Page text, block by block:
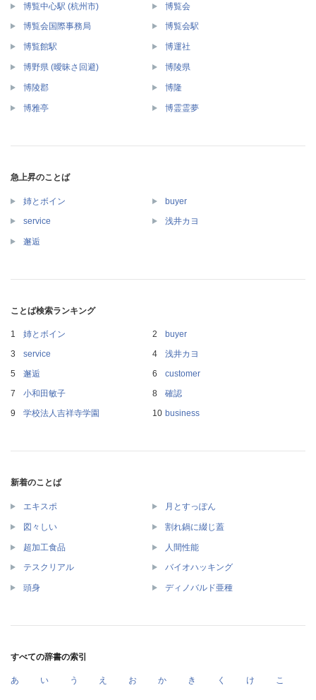
博覧中心駅 (杭州市) 博覧会
博覧会国際事務局 博覧会駅
博覧館駅 博運社
博野県 (曖昧さ回避) 博陵県
博陵郡 博隆
博雅亭 博霊霊夢
急上昇のことば
姉とボイン buyer
service 浅井カヨ
邂逅
ことば検索ランキング
姉とボイン
buyer
service
浅井カヨ
邂逅
customer
小和田敏子
確認
学校法人吉祥寺学園
business
新着のことば
エキスポ 月とすっぽん
図々しい 割れ鍋に綴じ蓋
超加工食品 人間性能
テスクリアル バイオハッキング
頭身 ディノバルド亜種
すべての辞書の索引
あ い う え お か き く け こ